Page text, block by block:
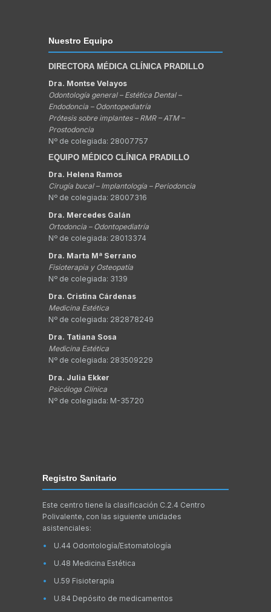
Nuestro Equipo
DIRECTORA MÉDICA CLÍNICA PRADILLO
Dra. Montse Velayos
Odontología general – Estética Dental –
Endodoncia – Odontopediatría
Prótesis sobre implantes – RMR – ATM –
Prostodoncia
Nº de colegiada: 28007757
EQUIPO MÉDICO CLÍNICA PRADILLO
Dra. Helena Ramos
Cirugía bucal – Implantología – Periodoncia
Nº de colegiada: 28007316
Dra. Mercedes Galán
Ortodoncia – Odontopediatría
Nº de colegiada: 28013374
Dra. Marta Mª Serrano
Fisioterapia y Osteopatía
Nº de colegiada: 3139
Dra. Cristina Cárdenas
Medicina Estética
Nº de colegiada: 282878249
Dra. Tatiana Sosa
Medicina Estética
Nº de colegiada: 283509229
Dra. Julia Ekker
Psicóloga Clínica
Nº de colegiada: M-35720
Registro Sanitario
Este centro tiene la clasificación C.2.4 Centro
Polivalente, con las siguiente unidades
asistenciales:
U.44 Odontología/Estomatología
U.48 Medicina Estética
U.59 Fisioterapia
U.84 Depósito de medicamentos